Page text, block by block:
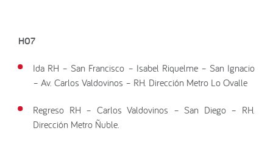
H07
Ida RH – San Francisco – Isabel Riquelme – San Ignacio
– Av. Carlos Valdovinos – RH. Dirección Metro Lo Ovalle
Regreso RH – Carlos Valdovinos – San Diego – RH.
Dirección Metro Ñuble.